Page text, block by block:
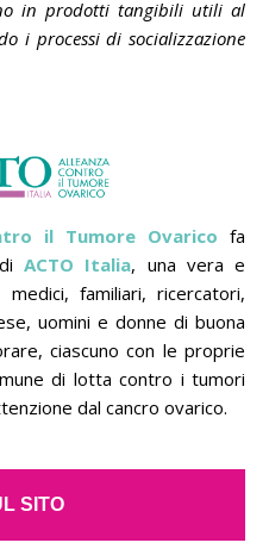
in prodotti tangibili utili al
i processi di socializzazione
il Tumore Ovarico fa
diACTO Italia, una vera e
familiari, ricercatori,
uomini e donne di buona
ciascuno con le proprie
di lotta contro i tumori
dal cancro ovarico.
SITO